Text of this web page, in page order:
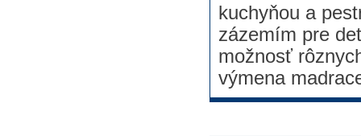
kuchyňou a
zázemím pre
možnosť
výmena